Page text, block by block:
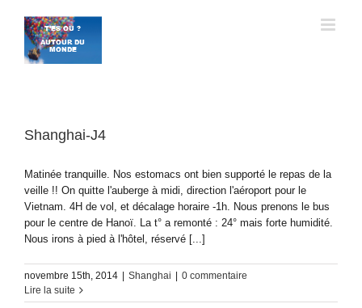
contenu
Shanghai-J4
Matinée tranquille. Nos estomacs ont bien supporté le repas de la
veille !! On quitte l'auberge à midi, direction l'aéroport pour le
Vietnam. 4H de vol, et décalage horaire -1h. Nous prenons le bus
pour le centre de Hanoï. La t° a remonté : 24° mais forte humidité.
Nous irons à pied à l'hôtel, réservé [...]
novembre 15th, 2014 Shanghai
0 commentaire
Lire la suite